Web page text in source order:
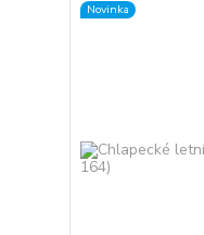
Novinka